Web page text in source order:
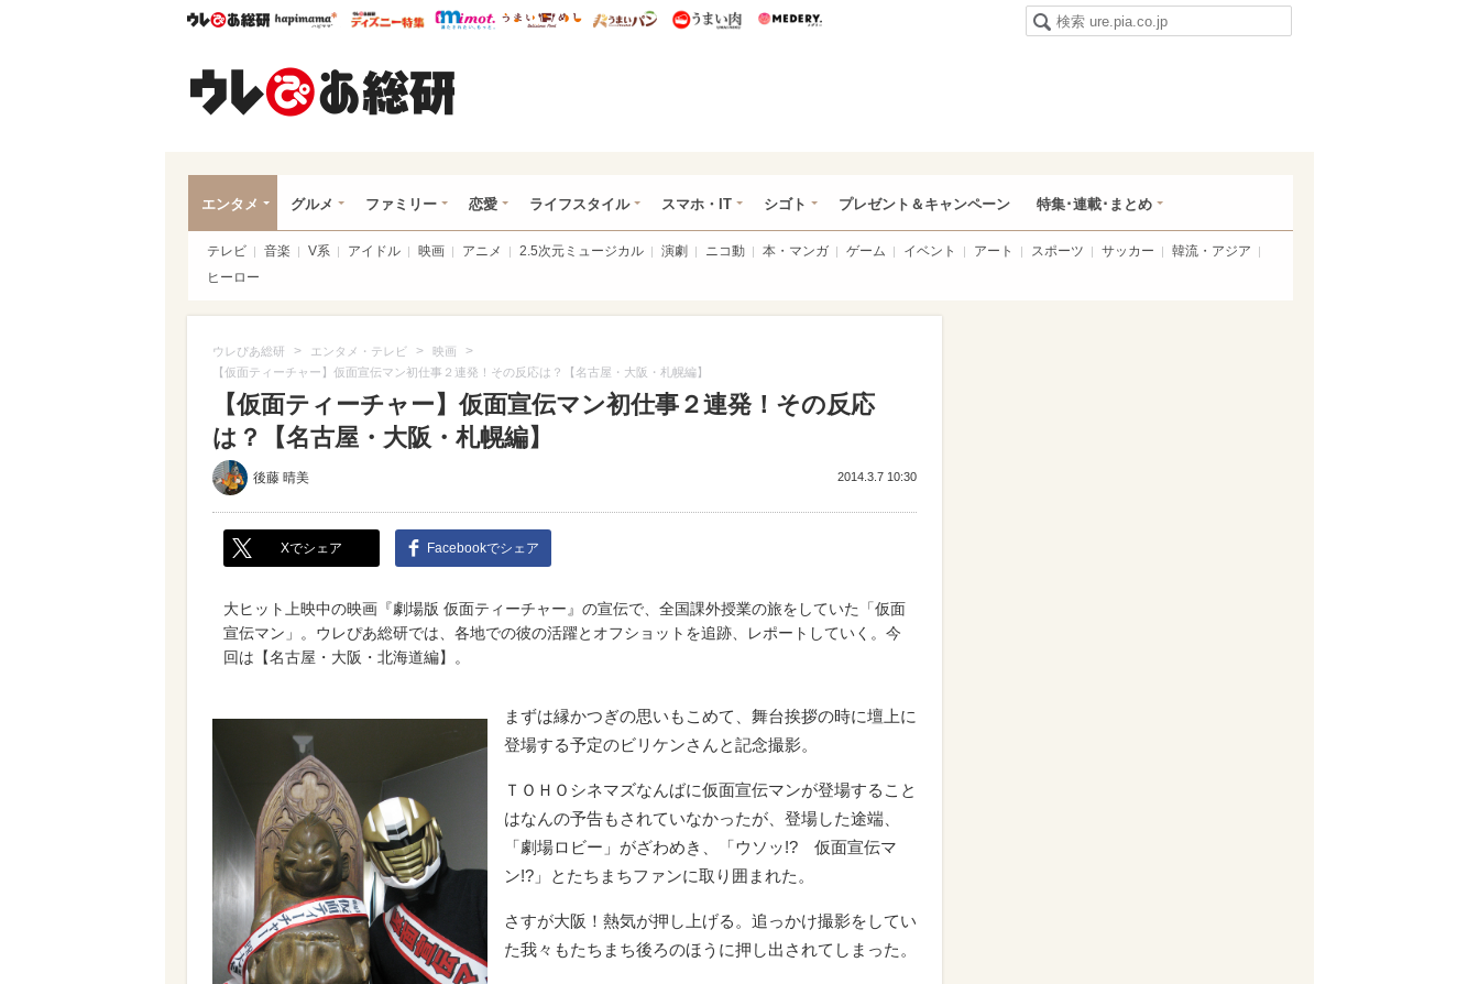
ウレぴあ総研ハピママ* ウレぴあ総研 ディズニー特集
mimot. うまいめし うまいパン うまい肉
エンタメ グルメ ファミリー 恋愛 ライフスタイル スマホ・IT シゴト プレゼント＆キャンペーン 特集･連載･まとめ
テレビ 音楽 V系 アイドル 映画 アニメ 2.5次元ミュージカル 演劇 ニコ動 本・マンガ ゲーム イベント アート スポーツ サッカー
韓流・アジア
ヒーロー
ウレぴあ総研 > エンタメ・テレビ > 映画 >
【仮面ティーチャー】仮面宣伝マン初仕事２連発！その反応は？【名古屋・大阪・札幌編】
【仮面ティーチャー】仮面宣伝マン初仕事２連発！その反応
は？【名古屋・大阪・札幌編】
後藤 晴美 2014.3.7 10:30
Xでシェア Facebookでシェア
大ヒット上映中の映画『劇場版 仮面ティーチャー』の宣伝で、全国課外授業の旅をしていた「仮面
宣伝マン」。ウレぴあ総研では、各地での彼の活躍とオフショットを追跡、レポートしていく。今
回は【名古屋・大阪・北海道編】。
まずは縁かつぎの思いもこめて、舞台挨拶の時に壇上に
登場する予定のビリケンさんと記念撮影。
ＴＯＨＯシネマズなんばに仮面宣伝マンが登場すること
はなんの予告もされていなかったが、登場した途端、
「劇場ロビー」がざわめき、「ウソッ!? 仮面宣伝マ
ン!?」とたちまちファンに取り囲まれた。
さすが大阪！熱気が押し上げる。追っかけ撮影をしてい
た我々もたちまち後ろのほうに押し出されてしまった。